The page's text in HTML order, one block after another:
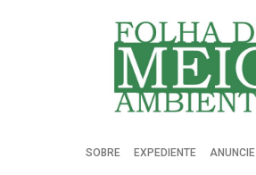
Folha do Meio Ambiente
SOBRE EXPEDIENTE ANUNCIE